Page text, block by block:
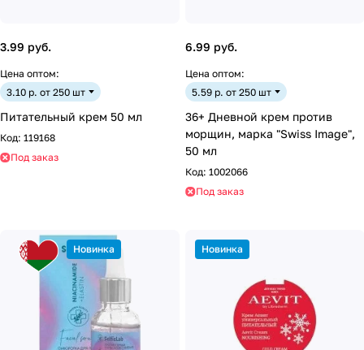
3.99 руб.
Цена оптом:
3.10 р. от 250 шт
Питательный крем 50 мл
Код: 119168
Под заказ
6.99 руб.
Цена оптом:
5.59 р. от 250 шт
36+ Дневной крем против
морщин, марка "Swiss Image",
50 мл
Код: 1002066
Под заказ
Новинка Новинка